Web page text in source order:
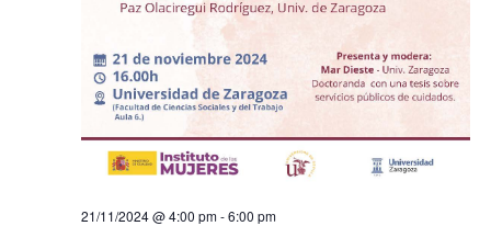
21/11/2024 @ 4:00 pm-6:00 pm